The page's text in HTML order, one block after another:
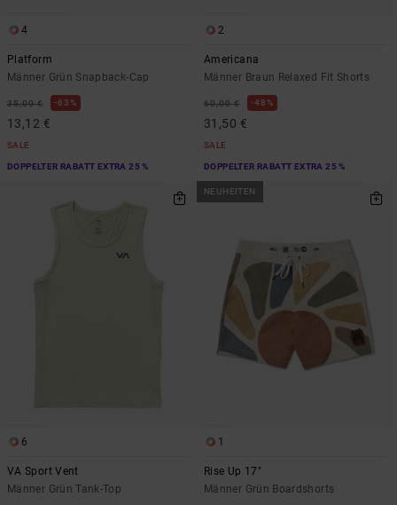
4
Platform
Männer Grün Snapback-Cap
35,00 € 63%
13,12 €
SALE
DOPPELTER RABATT EXTRA 25 %
2
Americana
Männer Braun Relaxed Fit Shorts
60,00 € 48%
31,50 €
SALE
DOPPELTER RABATT EXTRA 25 %
6
VA Sport Vent
Männer Grün Tank-Top
NEUHEITEN
1
Rise Up 17"
Männer Grün Boardshorts